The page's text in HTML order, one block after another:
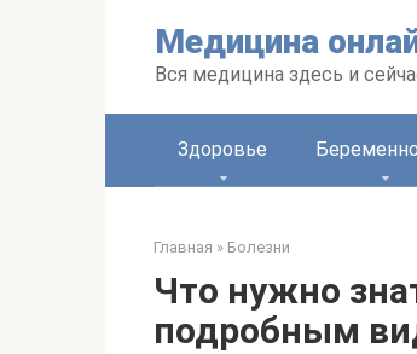
Медицина
Вся медицина здесь и
Здоровье
Главная » Болезни
Что нужно
подробным